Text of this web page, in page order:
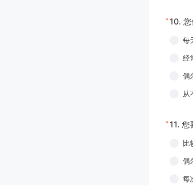
* 10. 您
每
经
偶
从
* 11. 您
比
偶
每